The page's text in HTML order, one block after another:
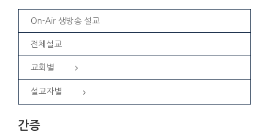
On-Air 생방송 설교
전체설교
교회별
설교자별
간증